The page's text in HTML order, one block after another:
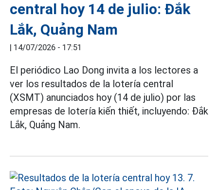
central hoy 14 de julio: Đắk
Lắk, Quảng Nam
| 14/07/2026 - 17:51
El periódico Lao Dong invita a los lectores a
ver los resultados de la lotería central
(XSMT) anunciados hoy (14 de julio) por las
empresas de lotería kiến thiết, incluyendo: Đắk
Lắk, Quảng Nam.